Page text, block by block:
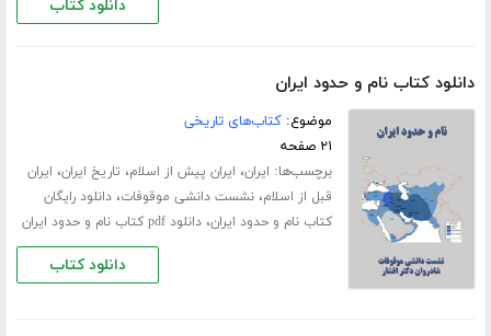
دانلود کتاب
دانلود کتاب نام و حدود ایران
موضوع:کتاب‌های تاریخی
۲۱ صفحه
برچسب‌ها: ایران، ایران پیش از اسلام، تاریخ ایران، ایران
قبل از اسلام،نشست دانشی موقوفات،دانلود رایگان
کتاب نام و حدود ایران،دانلود pdf کتاب نام و حدود ایران
دانلود کتاب